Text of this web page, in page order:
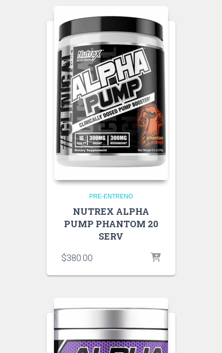
PRE-ENTRENO
NUTREX ALPHA
PUMP PHANTOM 20
SERV
$380.00